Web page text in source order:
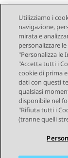
Send
Argomento
STAY
Utilizziamo i
navigazione,
mirata e
personalizzare
"Personalizza le
"Accetta tutti i
cookie di prima
dati con questi
qualsiasi
disponibile nel
"Rifiuta tutti i
(tranne quelli